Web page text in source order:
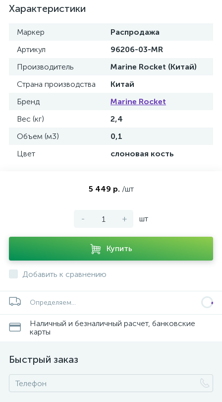
Характеристики
Маркер
Распродажа
Артикул
96206-03-MR
Производитель
Marine Rocket (Китай)
Страна производства
Китай
Бренд
Marine Rocket
Вес (кг)
2,4
Объем (м3)
0,1
Цвет
слоновая кость
5 449 р. /шт
- + шт
Купить
Добавить к сравнению
Определяем...
Наличный и безналичный расчет, банковские
карты
Быстрый заказ